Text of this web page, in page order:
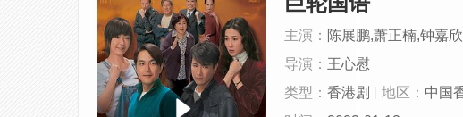
主演： 陈展鹏,萧正楠,钟嘉
导演： 王心慰
类型： 香港剧 地区： 中国